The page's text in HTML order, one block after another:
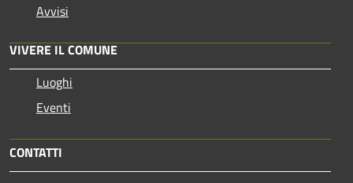
Avvisi
VIVERE IL COMUNE
Luoghi
Eventi
CONTATTI